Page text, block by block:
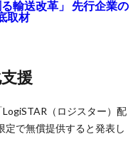
輸送改革」 先行企業の
取材
援
（ロジスター）配
定で無償提供すると発表し